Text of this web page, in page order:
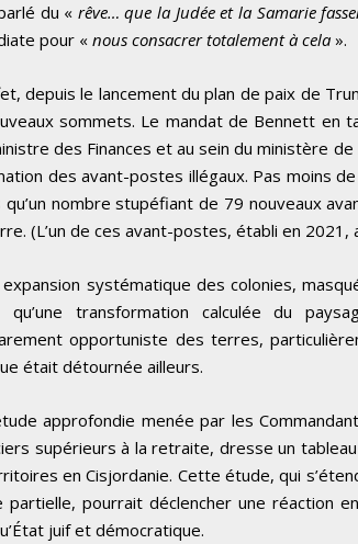
du « rêve… que la Judée et la Samarie
pour «nous consacrer totalement à cela ».
depuis le lancement du plan de paix de
sommets. Le mandat de Bennett en
des Finances et au sein du ministère
des avant-postes illégaux. Pas moins
qu’un nombre stupéfiant de 79 nouveaux
(L’un de ces avant-postes, établi en
systématique des colonies,
qu’une transformation calculée du
opportuniste des terres,
était détournée ailleurs.
approfondie menée par les
supérieurs à la retraite, dresse un
en Cisjordanie. Cette étude, qui
partielle, pourrait déclencher une réaction
juif et démocratique.